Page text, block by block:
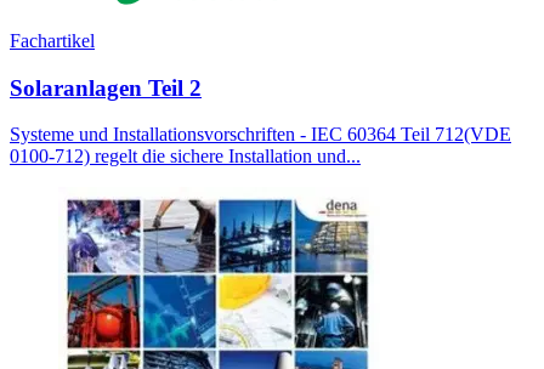
Fachartikel
Solaranlagen Teil 2
Systeme und Installationsvorschriften - IEC 60364 Teil 712(VDE
0100-712) regelt die sichere Installation und...